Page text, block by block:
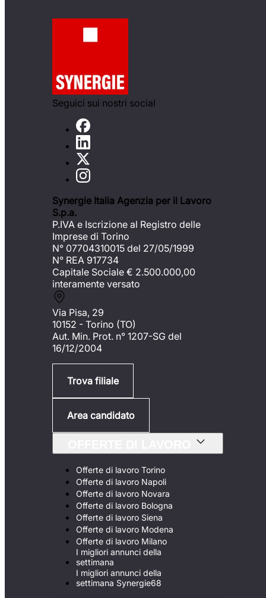
Seguici sui nostri social
Synergie Italia Agenzia per il Lavoro
S.p.a.
P.IVA e Iscrizione al Registro delle
Imprese di Torino
N° 07704310015 del 27/05/1999
N° REA 917734
Capitale Sociale € 2.500.000,00
interamente versato
Via Pisa, 29
10152 - Torino (TO)
Aut. Min. Prot. n° 1207-SG del
16/12/2004
Trova filiale
Area candidato
Offerte di lavoro Torino
Offerte di lavoro Napoli
Offerte di lavoro Novara
Offerte di lavoro Bologna
Offerte di lavoro Siena
Offerte di lavoro Modena
Offerte di lavoro Milano
I migliori annunci della
settimana
I migliori annunci della
settimana Synergie68